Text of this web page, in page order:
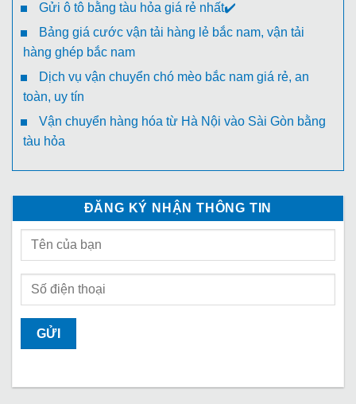
Gửi ô tô bằng tàu hỏa giá rẻ nhất✔️
Bảng giá cước vận tải hàng lẻ bắc nam, vận tải
hàng ghép bắc nam
Dịch vụ vận chuyển chó mèo bắc nam giá rẻ, an
toàn, uy tín
Vận chuyển hàng hóa từ Hà Nội vào Sài Gòn bằng
tàu hỏa
ĐĂNG KÝ NHẬN THÔNG TIN